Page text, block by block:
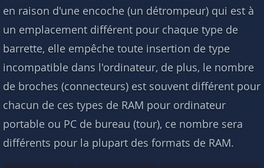
en raison d'une encoche (un détrompeur) qui est à
un emplacement différent pour chaque type de
barrette, elle empêche toute insertion de type
incompatible dans l'ordinateur, de plus, le nombre
de broches (connecteurs) est souvent différent pour
chacun de ces types de RAM pour ordinateur
portable ou PC de bureau (tour), ce nombre sera
différents pour la plupart des formats de RAM.